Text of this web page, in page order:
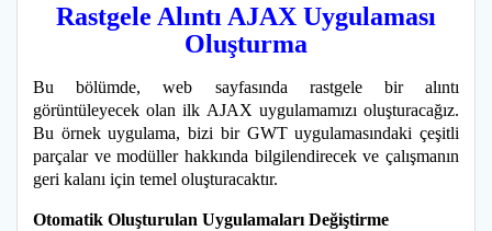
Rastgele Alıntı AJAX Uygulaması
Oluşturma
Bu bölümde, web sayfasında rastgele bir alıntı
görüntüleyecek olan ilk AJAX uygulamamızı oluşturacağız.
Bu örnek uygulama, bizi bir GWT uygulamasındaki çeşitli
parçalar ve modüller hakkında bilgilendirecek ve çalışmanın
geri kalanı için temel oluşturacaktır.
Otomatik Oluşturulan Uygulamaları Değiştirme